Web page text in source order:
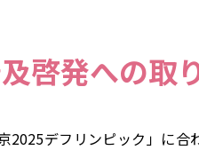
啓発への取
2025デフリンピック」に合